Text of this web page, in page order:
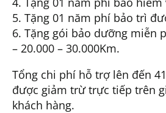
5. Tặng 01 năm phí bảo trì
6. Tặng gói bảo dưỡng miễn
– 20.000 – 30.000Km.
Tổng chi phí hỗ trợ lên đến
được giảm trừ trực tiếp trên
khách hàng.